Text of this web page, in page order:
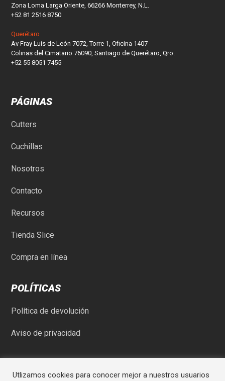
Zona Loma Larga Oriente, 66266 Monterrey, N.L.
+52 81 2516 8750
Querétaro
Av Fray Luis de León 7072, Torre 1, Oficina 1407
Colinas del Cimatario 76090, Santiago de Querétaro, Qro.
+52 55 8051 7455
PÁGINAS
Cutters
Cuchillas
Nosotros
Contacto
Recursos
Tienda Slice
Compra en línea
POLÍTICAS
Política de devolución
Aviso de privacidad
Utlizamos cookies para conocer mejor a nuestros usuarios